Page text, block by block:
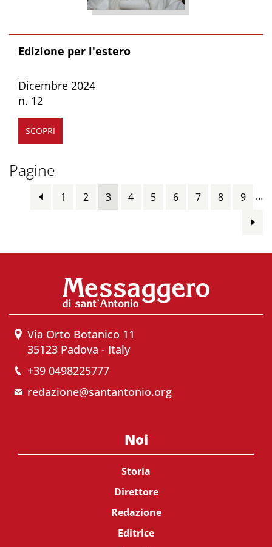
Edizione per l'estero
Dicembre 2024
n. 12
SCOPRI
Pagine
1 2 3 4 5 6 7 8 9 …
Via Orto Botanico 11
35123 Padova - Italy
+39 0498225777
redazione@santantonio.org
Noi
Storia
Direttore
Redazione
Editrice